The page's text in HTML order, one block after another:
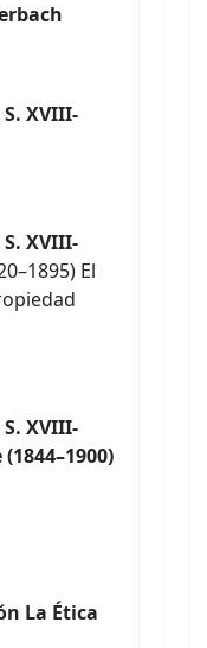
XVIII-
XVIII-
El
XVIII-
La Ética